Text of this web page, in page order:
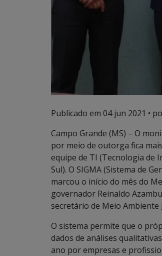
Publicado em 04 jun 2021 •
Campo Grande (MS) – O
por meio de outorga fica
equipe de TI (Tecnologia de
Sul). O SIGMA (Sistema de
marcou o início do mês do
governador Reinaldo
secretário de Meio
O sistema permite que o
dados de análises
ano por empresas e